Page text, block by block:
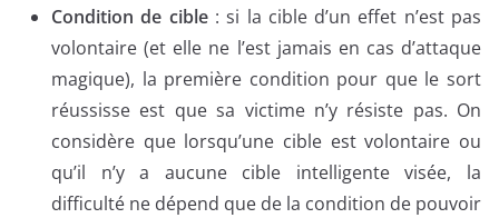
Condition de cible: si la cible d’un effet n’est pas
volontaire (et elle ne l’est jamais en cas d’attaque
magique), la première condition pour que le sort
réussisse est que sa victime n’y résiste pas. On
considère que lorsqu’une cible est volontaire ou
qu’il n’y a aucune cible intelligente visée, la
difficulté ne dépend que de la condition de pouvoir